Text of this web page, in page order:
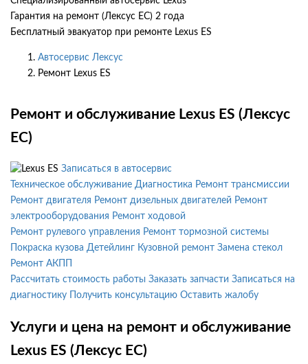
Гарантия на ремонт (Лексус ЕС) 2 года
Бесплатный эвакуатор при ремонте Lexus ES
Автосервис Лексус
Ремонт Lexus ES
Ремонт и обслуживание Lexus ES (Лексус
ЕС)
Записаться в автосервис
Техническое обслуживание Диагностика Ремонт трансмиссии
Ремонт двигателя Ремонт дизельных двигателей Ремонт
электрооборудования Ремонт ходовой
Ремонт рулевого управления Ремонт тормозной системы
Покраска кузова Детейлинг Кузовной ремонт Замена стекол
Ремонт АКПП
Рассчитать стоимость работы Заказать запчасти Записаться на
диагностику
Получить консультацию Оставить жалобу
Услуги и цена на ремонт и обслуживание
Lexus ES (Лексус ЕС)